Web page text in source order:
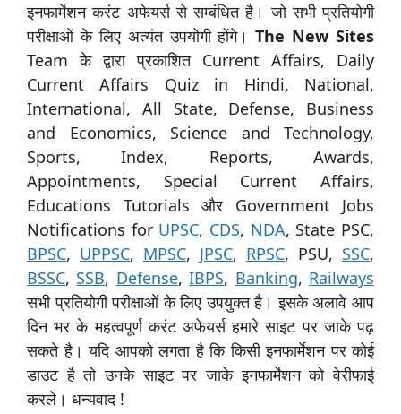
इनफार्मेशन करंट अफेयर्स से सम्बंधित है। जो सभी प्रतियोगी
परीक्षाओं के लिए अत्यंत उपयोगी होंगे।The New Sites
Team के द्वारा प्रकाशित Current Affairs, Daily
Current Affairs Quiz in Hindi, National,
International, All State, Defense, Business
and Economics, Science and Technology,
Sports, Index, Reports, Awards,
Appointments, Special Current Affairs,
Educations Tutorials और Government Jobs
Notifications for UPSC, CDS, NDA, State PSC,
BPSC, UPPSC, MPSC, JPSC, RPSC, PSU, SSC,
BSSC, SSB, Defense,IBPS, Banking, Railways
सभी प्रतियोगी परीक्षाओं के लिए उपयुक्त है। इसके अलावे आप
दिन भर के महत्वपूर्ण करंट अफेयर्स हमारे साइट पर जाके पढ़
सकते है। यदि आपको लगता है कि किसी इनफार्मेशन पर कोई
डाउट है तो उनके साइट पर जाके इनफार्मेशन को वेरीफाई
करले। धन्यवाद !